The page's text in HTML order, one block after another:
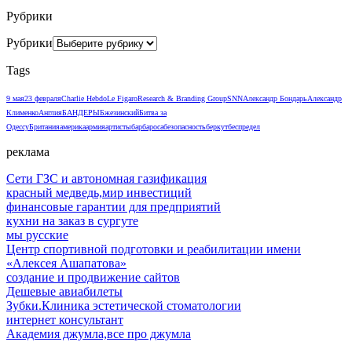
Рубрики
Рубрики
Tags
9 мая23 февраляCharlie HebdoLe FigaroResearch & Branding GroupSNNАлександр БондарьАлександр
КлименкоАнглияБАНДЕРЫБжезинскийБитва за
ОдессуБританияамерикаармияартистыбарбаросабезопасностьберкутбеспредел
реклама
Сети ГЗС и автономная газификация
красный медведь,мир инвестиций
финансовые гарантии для предприятий
кухни на заказ в сургуте
мы русские
Центр спортивной подготовки и реабилитации имени
«Алексея Ашапатова»
создание и продвижение сайтов
Дешевые авиабилеты
Зубки.Клиника эстетической стоматологии
интернет консультант
Академия джумла,все про джумла